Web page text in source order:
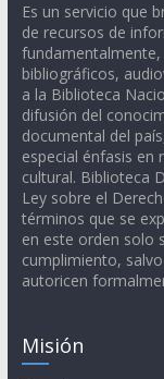
Es un servicio que
de recursos de
bibliográficos,
a la Biblioteca
difusión del
documental del
especial énfasis en
cultural. Biblioteca
Ley sobre el
términos que se
en este orden solo
cumplimiento,
autoricen
Misión